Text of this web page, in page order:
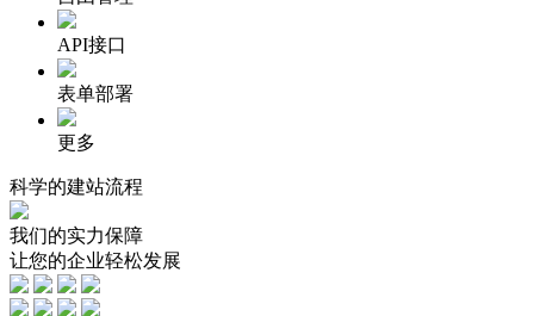
API接口
表单部署
更多
科学的建站流程
我们的实力保障
让您的企业轻松发展